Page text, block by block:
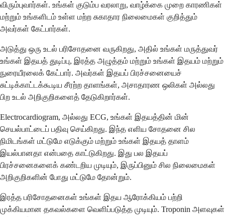
விரும்புவார்கள். உங்கள் குடும்ப வரலாறு, வாழ்க்கை முறை காரணிகள்
மற்றும் உங்களிடம் உள்ள மற்ற சுகாதார நிலைமைகள் குறித்தும்
அவர்கள் கேட்பார்கள்.
அடுத்து ஒரு உடல் பரிசோதனை வருகிறது, அதில் உங்கள் மருத்துவர்
உங்கள் இதயத் துடிப்பு, இரத்த அழுத்தம் மற்றும் உங்கள் இதயம் மற்றும்
நுரையீரலைக் கேட்பார். அவர்கள் இதயப் பிரச்சனையைச்
சுட்டிக்காட்டக்கூடிய சீரற்ற தாளங்கள், அசாதாரண ஒலிகள் அல்லது
பிற உடல் அறிகுறிகளைத் தேடுகிறார்கள்.
Electrocardiogram, அல்லது ECG, உங்கள் இதயத்தின் மின்
செயல்பாட்டைப் பதிவு செய்கிறது. இந்த எளிய சோதனை சில
நிமிடங்கள் மட்டுமே எடுக்கும் மற்றும் உங்கள் இதயத் தாளம்
இயல்பானதா என்பதை காட்டுகிறது. இது பல இதயப்
பிரச்சனைகளைக் கண்டறிய முடியும், இருப்பினும் சில நிலைமைகள்
அறிகுறிகளின் போது மட்டுமே தோன்றும்.
இரத்த பரிசோதனைகள் உங்கள் இதய ஆரோக்கியம் பற்றி
முக்கியமான தகவல்களை வெளிப்படுத்த முடியும். Troponin அளவுகள்